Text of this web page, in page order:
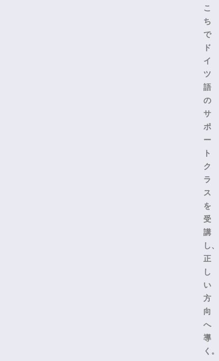
こ
ち
で
ド
イ
ツ
語
の
サ
ポ
ー
ト
ク
ラ
ス
を
受
講
し、
正
し
い
方
向
へ
導
く